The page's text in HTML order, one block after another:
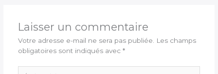
Laisser un commentaire
Votre adresse e-mail ne sera pas publiée.
Les champs
obligatoires sont indiqués avec *